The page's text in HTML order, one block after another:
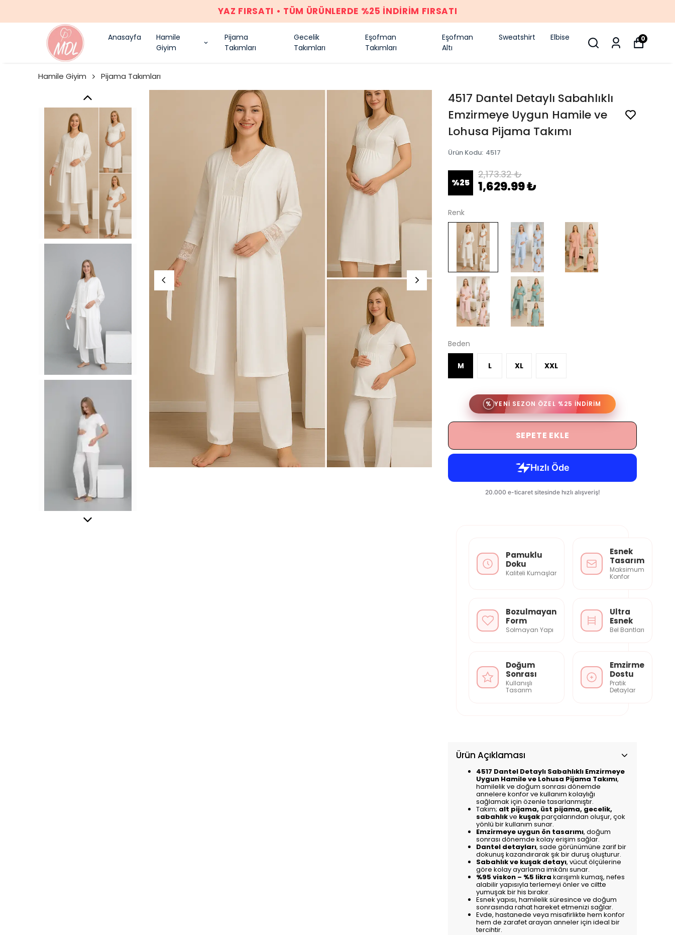
YAZ FIRSATI • TÜM ÜRÜNLERDE %25 İNDİRİM FIRSATI
Anasayfa
Hamile
Giyim
Pijama
Takımları
Gecelik
Takımları
Eşofman
Takımları
Eşofman
Altı
Sweatshirt Elbise 0
Hamile Giyim Pijama Takımları
4517 Dantel Detaylı Sabahlıklı
Emzirmeye Uygun Hamile ve
Lohusa Pijama Takımı
Ürün Kodu: 4517
%25
2,173.32 ₺
1,629.99 ₺
Renk
Beden
M L XL XXL
% YENİ SEZON ÖZEL %25 İNDİRİM
SEPETE EKLE
Pamuklu
Doku
Kaliteli Kumaşlar
Esnek
Tasarım
Maksimum
Konfor
Bozulmayan
Form
Solmayan Yapı
Ultra
Esnek
Bel Bantları
Doğum
Sonrası
Kullanışlı
Tasarım
Emzirme
Dostu
Pratik
Detaylar
Ürün Açıklaması
4517 Dantel Detaylı Sabahlıklı Emzirmeye
Uygun Hamile ve Lohusa Pijama Takımı,
hamilelik ve doğum sonrası dönemde
annelere konfor ve kullanım kolaylığı
sağlamak için özenle tasarlanmıştır.
Takım; alt pijama, üst pijama, gecelik,
sabahlıkve kuşakparçalarından oluşur, çok
yönlü bir kullanım sunar.
Emzirmeye uygun ön tasarımı, doğum
sonrası dönemde kolay erişim sağlar.
Dantel detayları, sade görünümüne zarif bir
dokunuş kazandırarak şık bir duruş oluşturur.
Sabahlık ve kuşak detayı, vücut ölçülerine
göre kolay ayarlama imkânı sunar.
%95 viskon – %5 likra karışımlı kumaş, nefes
alabilir yapısıyla terlemeyi önler ve ciltte
yumuşak bir his bırakır.
Esnek yapısı, hamilelik süresince ve doğum
sonrasında rahat hareket etmenizi sağlar.
Evde, hastanede veya misafirlikte hem konfor
hem de zarafet arayan anneler için ideal bir
tercihtir.